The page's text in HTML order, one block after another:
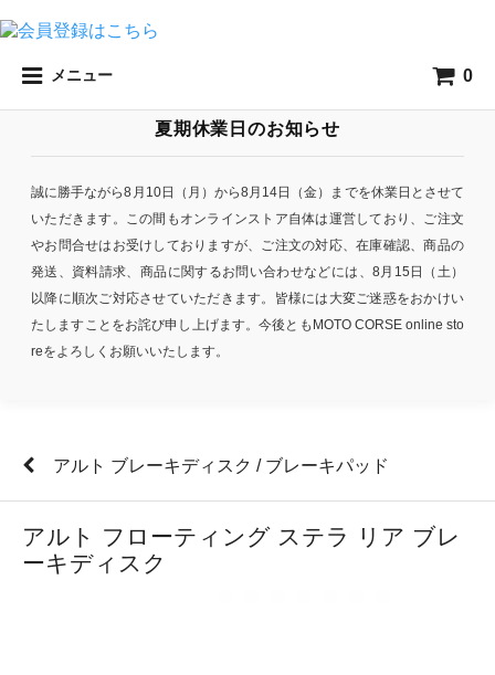
メニュー 0
夏期休業日のお知らせ
誠に勝手ながら8月10日（月）から8月14日（金）までを休業日とさせて
いただきます。この間もオンラインストア自体は運営しており、ご注文
やお問合せはお受けしておりますが、ご注文の対応、在庫確認、商品の
発送、資料請求、商品に関するお問い合わせなどには、8月15日（土）
以降に順次ご対応させていただきます。皆様には大変ご迷惑をおかけい
たしますことをお詫び申し上げます。今後ともMOTO CORSE online sto
reをよろしくお願いいたします。
アルト ブレーキディスク / ブレーキパッド
アルト フローティング ステラ リア ブレ
ーキディスク